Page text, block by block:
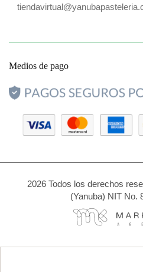
Medios de pago
2026 Todos los derechos
(Yanuba) NIT No.